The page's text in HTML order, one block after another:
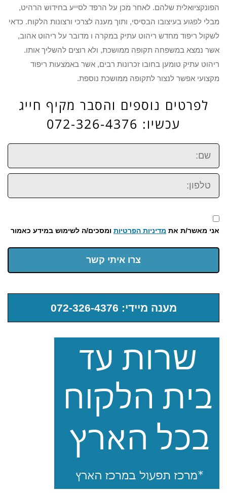
הפונקציואלית שלהם. לאחר מכן על הרפד לסייע בחידוש הרהיט,
מבלי לפגוע בעיצובו הבסיסי, ותוך מענה לצרכי ורצונות הלקוח. כדאי
לשקול ריפוד מחדש ריהוט עתיק במקרה ו מדובר על ריהוט אהוב,
אשר נמצא במשפחה תקופה ממושכת, ולא רוצים להשליך אותו.
ריהוט עתיק טומען בחובו זכרונות רבים, אשר באמצעות ריפוד
מקצועי אפשר לנצור לתקופה ממושכת נוספת.
לפרטים נוספים והסבר מקיף חייג
עכשיו: 072-326-4376
שם:
טלפון:
אני מאשר/ת את מדיניות הפרטיות ומסכים/ה לשימוש במידע כאמור
צרו איתי קשר
מענה מיידי: 072-326-4376